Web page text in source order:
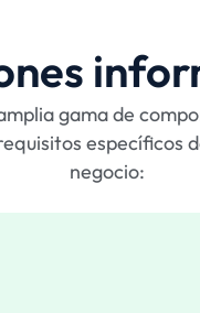
gama de
específicos
negocio: